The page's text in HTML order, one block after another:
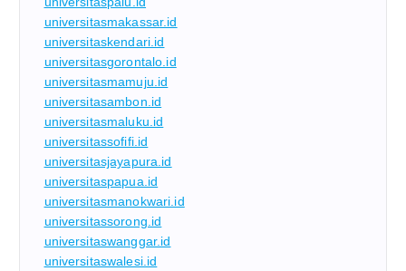
universitasmakassar.id
universitaskendari.id
universitasgorontalo.id
universitasmamuju.id
universitasambon.id
universitasmaluku.id
universitassofifi.id
universitasjayapura.id
universitaspapua.id
universitasmanokwari.id
universitassorong.id
universitaswanggar.id
universitaswalesi.id